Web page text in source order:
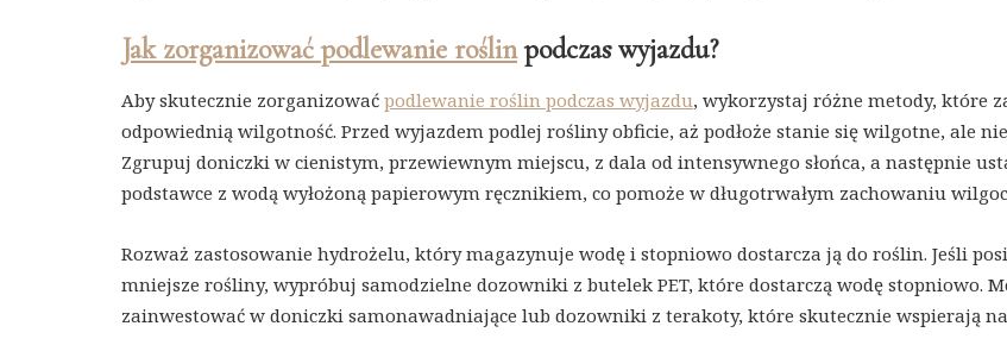
Jak zorganizować podlewanie roślinpodczas wyjazdu?
Aby skutecznie zorganizować podlewanie roślin podczas wyjazdu, wykorzystaj różne metody, które
odpowiednią wilgotność. Przed wyjazdem podlej rośliny obficie, aż podłoże stanie się wilgotne, ale
Zgrupuj doniczki w cienistym, przewiewnym miejscu, z dala od intensywnego słońca, a następnie
podstawce z wodą wyłożoną papierowym ręcznikiem, co pomoże w długotrwałym zachowaniu
Rozważ zastosowanie hydrożelu, który magazynuje wodę i stopniowo dostarcza ją do roślin. Jeśli
mniejsze rośliny, wypróbuj samodzielne dozowniki z butelek PET, które dostarczą wodę stopniowo.
zainwestować w doniczki samonawadniające lub dozowniki z terakoty, które skutecznie wspierają